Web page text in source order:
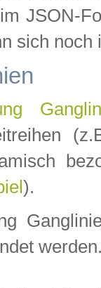
JSON-
sich noch
).